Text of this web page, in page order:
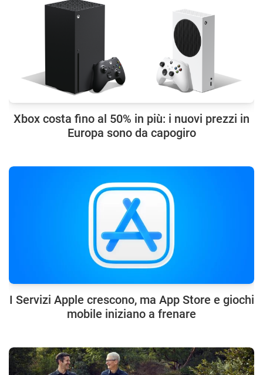
Xbox costa fino al 50% in più: i nuovi prezzi in
Europa sono da capogiro
I Servizi Apple crescono, ma App Store e giochi
mobile iniziano a frenare